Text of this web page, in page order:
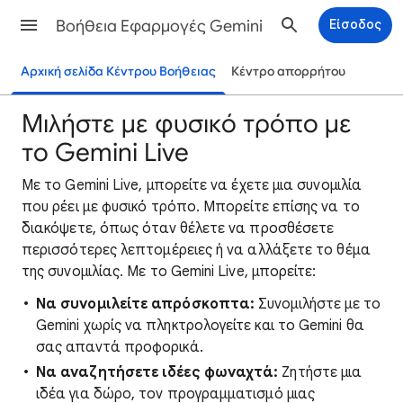
Βοήθεια Εφαρμογές Gemini Είσοδος
Αρχική σελίδα Κέντρου Βοήθειας Κέντρο απορρήτου
Μιλήστε με φυσικό τρόπο με
το Gemini Live
Με το Gemini Live, μπορείτε να έχετε μια συνομιλία
που ρέει με φυσικό τρόπο. Μπορείτε επίσης να το
διακόψετε, όπως όταν θέλετε να προσθέσετε
περισσότερες λεπτομέρειες ή να αλλάξετε το θέμα
της συνομιλίας. Με το Gemini Live, μπορείτε:
Να συνομιλείτε απρόσκοπτα: Συνομιλήστε με το
Gemini χωρίς να πληκτρολογείτε και το Gemini θα
σας απαντά προφορικά.
Να αναζητήσετε ιδέες φωναχτά: Ζητήστε μια
ιδέα για δώρο, τον προγραμματισμό μιας